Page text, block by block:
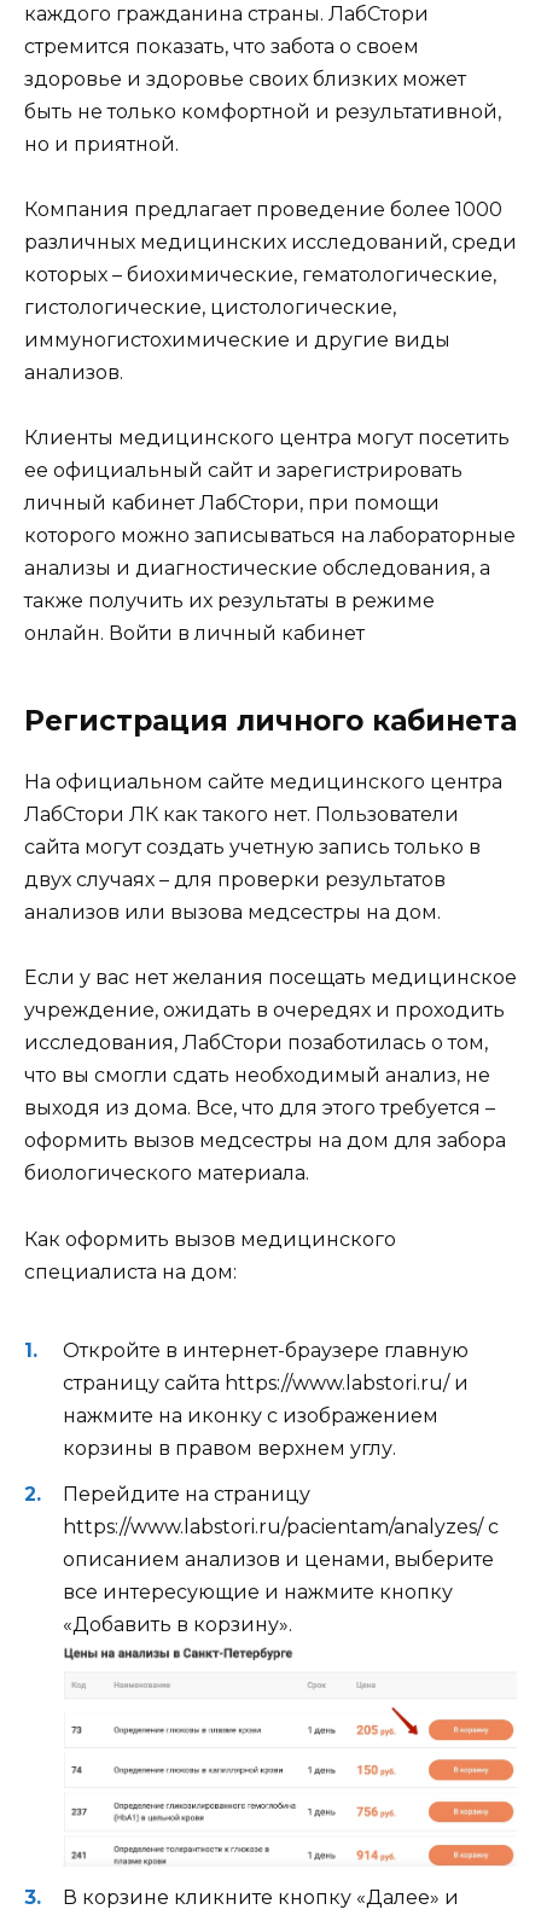
каждого гражданина страны. ЛабСтори
стремится показать, что забота о своем
здоровье и здоровье своих близких может
быть не только комфортной и результативной,
но и приятной.
Компания предлагает проведение более 1000
различных медицинских исследований, среди
которых – биохимические, гематологические,
гистологические, цистологические,
иммуногистохимические и другие виды
анализов.
Клиенты медицинского центра могут посетить
ее официальный сайт и зарегистрировать
личный кабинет ЛабСтори, при помощи
которого можно записываться на лабораторные
анализы и диагностические обследования, а
также получить их результаты в режиме
онлайн. Войти в личный кабинет
Регистрация личного кабинета
На официальном сайте медицинского центра
ЛабСтори ЛК как такого нет. Пользователи
сайта могут создать учетную запись только в
двух случаях – для проверки результатов
анализов или вызова медсестры на дом.
Если у вас нет желания посещать медицинское
учреждение, ожидать в очередях и проходить
исследования, ЛабСтори позаботилась о том,
что вы смогли сдать необходимый анализ, не
выходя из дома. Все, что для этого требуется –
оформить вызов медсестры на дом для забора
биологического материала.
Как оформить вызов медицинского
специалиста на дом:
Откройте в интернет-браузере главную
страницу сайта https://www.labstori.ru/ и
нажмите на иконку с изображением
корзины в правом верхнем углу.
Перейдите на страницу
https://www.labstori.ru/pacientam/analyzes/ с
описанием анализов и ценами, выберите
все интересующие и нажмите кнопку
«Добавить в корзину».
В корзине кликните кнопку «Далее» и